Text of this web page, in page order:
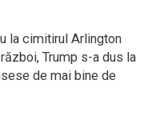
la cimitirul Arlington
Trump s-a dus la
de mai bine de